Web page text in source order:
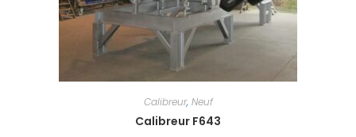
Calibreur, Neuf
Calibreur F643